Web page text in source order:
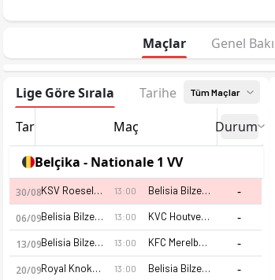
Maçlar Genel
Lige Göre Sırala Tarihe Göre Sırala
Tüm Maçlar
Tarih Maç Durum
Belçika - Nationale 1 VV
30/08 KSV Roeselare 13:00 Belisia Bilzen SV -
06/09 Belisia Bilzen SV 13:00 KVC Houtvenne -
13/09 Belisia Bilzen SV 13:00 KFC Merelbeke -
20/09 Royal Knokke 13:00 Belisia Bilzen SV -